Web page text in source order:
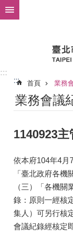
跳到主要內容區塊
:::
:::
首頁 業務
業務會議
1140923
依本府104年4月
「臺北政府各機
（三）「各機
錄：原則一經核
集人）可另行核
會議紀錄經核定